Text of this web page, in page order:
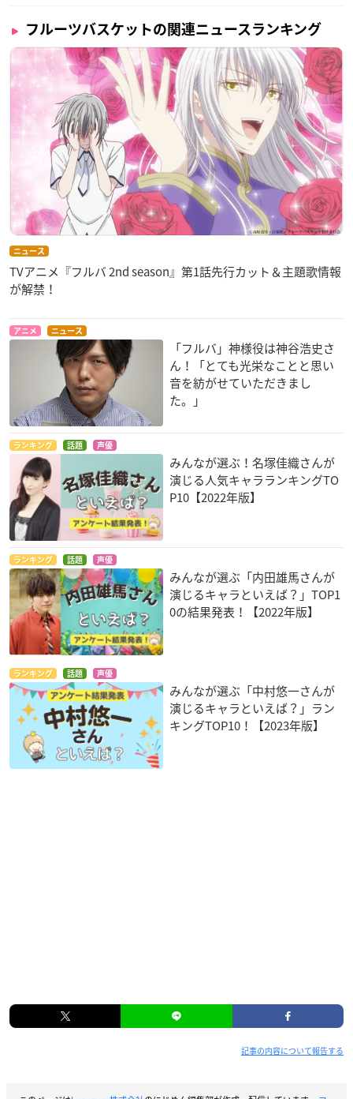
フルーツバスケットの関連ニュースランキング
ニュース
TVアニメ『フルバ 2nd season』第1話先行カット＆主題歌情報
が解禁！
アニメ ニュース
「フルバ」神様役は神谷浩史さ
ん！「とても光栄なことと思い
音を紡がせていただきまし
た。」
ランキング 話題 声優
みんなが選ぶ！名塚佳織さんが
演じる人気キャラランキングTO
P10【2022年版】
ランキング 話題 声優
みんなが選ぶ「内田雄馬さんが
演じるキャラといえば？」TOP1
0の結果発表！【2022年版】
ランキング 話題 声優
みんなが選ぶ「中村悠一さんが
演じるキャラといえば？」ラン
キングTOP10！【2023年版】
記事の内容について報告する